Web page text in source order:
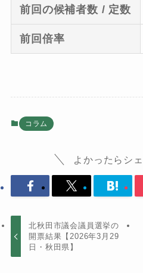
前回の候補者数 / 定数
前回倍率
コラム
よかったらシ
北秋田市議会議員選挙の
開票結果【2026年3月29
日・秋田県】